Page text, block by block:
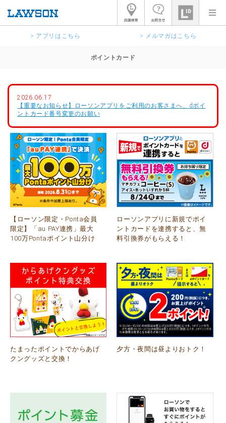
> アプリはこちら > メルマガはこちら
ポイントカード
2026.06.17
【重要なお知らせ】ローソンアプリをご利用のお客さまへ、dポイ
ントカード番号変更のお願い
【ローソン限定・Ponta会員
限定】「au PAY連携」最大
100万Pontaポイント山分け
ローソンアプリに新規でポイ
ントカードを連携すると、無
料引換券がもらえる！
たまったポイントでからあげ
クングッズと交換！
夕方・夜間は昼よりおトク！